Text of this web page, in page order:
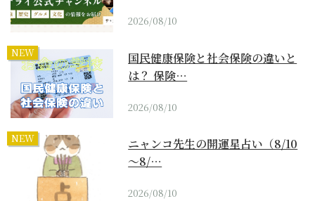
2026/08/10
NEW
国民健康保険と社会保険の違いと
は？ 保険…
2026/08/10
NEW
ニャンコ先生の開運星占い（8/10
～8/…
2026/08/10